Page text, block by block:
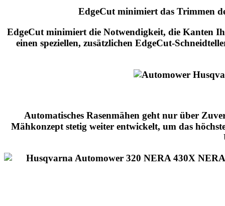
EdgeCut minimiert das Trimmen
EdgeCut minimiert die Notwendigkeit, die Kanten
einen speziellen, zusätzlichen EdgeCut-
Automatisches Rasenmähen geht nur über
Mähkonzept stetig weiter entwickelt, um das